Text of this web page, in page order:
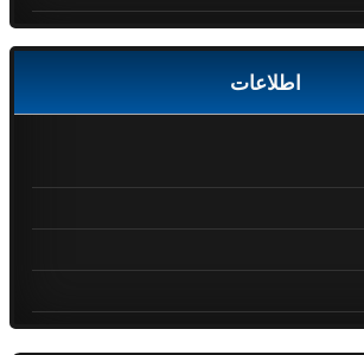
اطلاعات